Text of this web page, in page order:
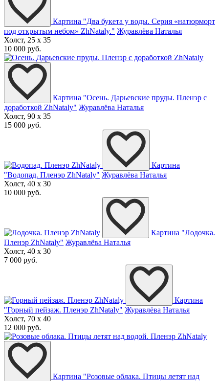
Картина "Два букета у воды. Серия «натюрморт
под открытым небом» ZhNataly." Журавлёва Наталья
Холст, 25 x 35
10 000 руб.
Картина "Осень. Дарьевские пруды. Пленэр с
доработкой ZhNataly" Журавлёва Наталья
Холст, 90 x 35
15 000 руб.
Картина
"Водопад. Пленэр ZhNataly" Журавлёва Наталья
Холст, 40 x 30
10 000 руб.
Картина "Лодочка.
Пленэр ZhNataly" Журавлёва Наталья
Холст, 40 x 30
7 000 руб.
Картина
"Горный пейзаж. Пленэр ZhNataly" Журавлёва Наталья
Холст, 70 x 40
12 000 руб.
Картина "Розовые облака. Птицы летят над